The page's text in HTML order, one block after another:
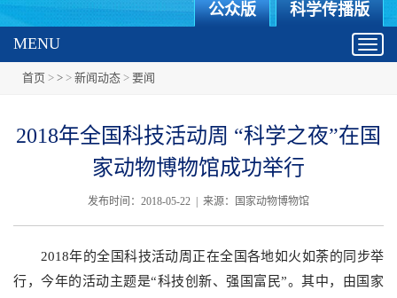
科学传播版
公众版
MENU
首页 > > > 新闻动态 > 要闻
2018年全国科技活动周 “科学之夜”在国
家动物博物馆成功举行
发布时间：2018-05-22 | 来源：国家动物博物馆
2018年的全国科技活动周正在全国各地如火如荼的同步举
行，今年的活动主题是“科技创新、强国富民”。其中，由国家